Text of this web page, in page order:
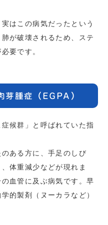
はこの病気だったという
が破壊されるため、ステ
要です。
芽腫症（EGPA）
候群」と呼ばれていた指
ある方に、手足のしび
体重減少などが現れま
血管に及ぶ病気です。早
的製剤（ヌーカラなど）